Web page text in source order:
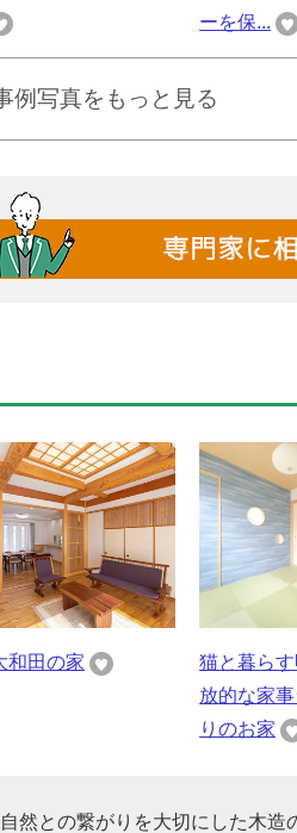
ーを保...
例写真をもっと見る
和田の家
猫と暮ら
放的な家
りのお家
然との繋がりを大切にした木造